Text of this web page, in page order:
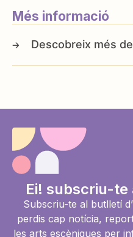
Més informació
Ei! subscriu-
Subscriu-te al butlletí
perdis cap notícia,
les arts escèniques per